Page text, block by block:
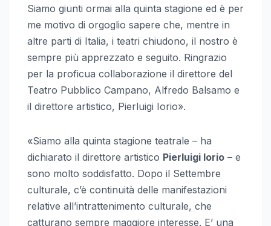
Siamo giunti ormai alla quinta stagione ed è per
me motivo di orgoglio sapere che, mentre in
altre parti di Italia, i teatri chiudono, il nostro è
sempre più apprezzato e seguito. Ringrazio
per la proficua collaborazione il direttore del
Teatro Pubblico Campano, Alfredo Balsamo e
il direttore artistico, Pierluigi Iorio».
«Siamo alla quinta stagione teatrale – ha
dichiarato il direttore artistico Pierluigi Iorio – e
sono molto soddisfatto. Dopo il Settembre
culturale, c’è continuità delle manifestazioni
relative all’intrattenimento culturale, che
catturano sempre maggiore interesse. E’ una